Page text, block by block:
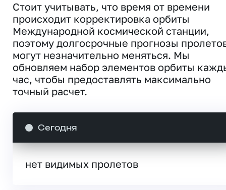
Стоит учитывать, что время от времени
происходит корректировка орбиты
Международной космической станции,
поэтому долгосрочные прогнозы
могут незначительно меняться. Мы
обновляем набор элементов орбиты
час, чтобы предоставлять максимально
точный расчет.
Сегодня
нет видимых пролетов